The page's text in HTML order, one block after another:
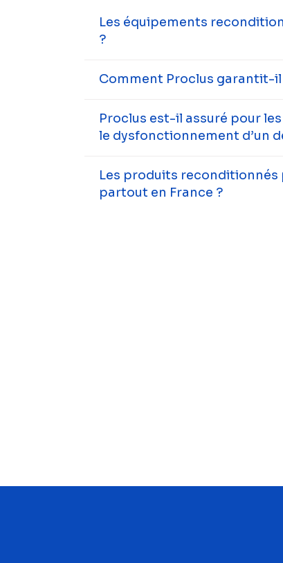
Les équipements
?
Comment Proclus garantit-
Proclus est-il assuré pour
le dysfonctionnement d’un
Les produits
partout en France ?